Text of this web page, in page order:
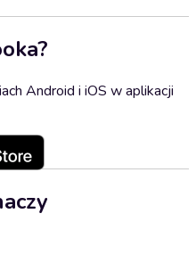
Android i iOS w aplikacji